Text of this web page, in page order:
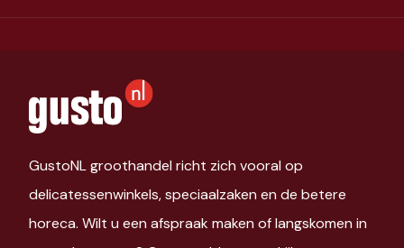
GustoNL groothandel richt zich vooral op
delicatessenwinkels, speciaalzaken en de betere
horeca. Wilt u een afspraak maken of langskomen in